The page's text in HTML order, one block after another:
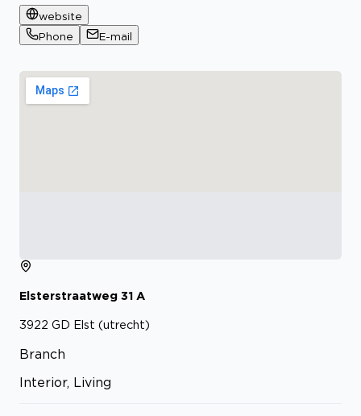
website
Phone
E-mail
Elsterstraatweg 31 A
3922 GD Elst (utrecht)
Branch
Interior, Living